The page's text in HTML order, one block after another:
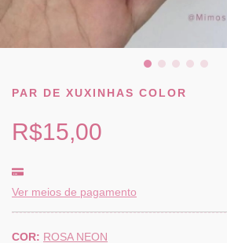
PAR DE XUXINHAS COLOR
R$15,00
Ver meios de pagamento
COR: ROSA NEON